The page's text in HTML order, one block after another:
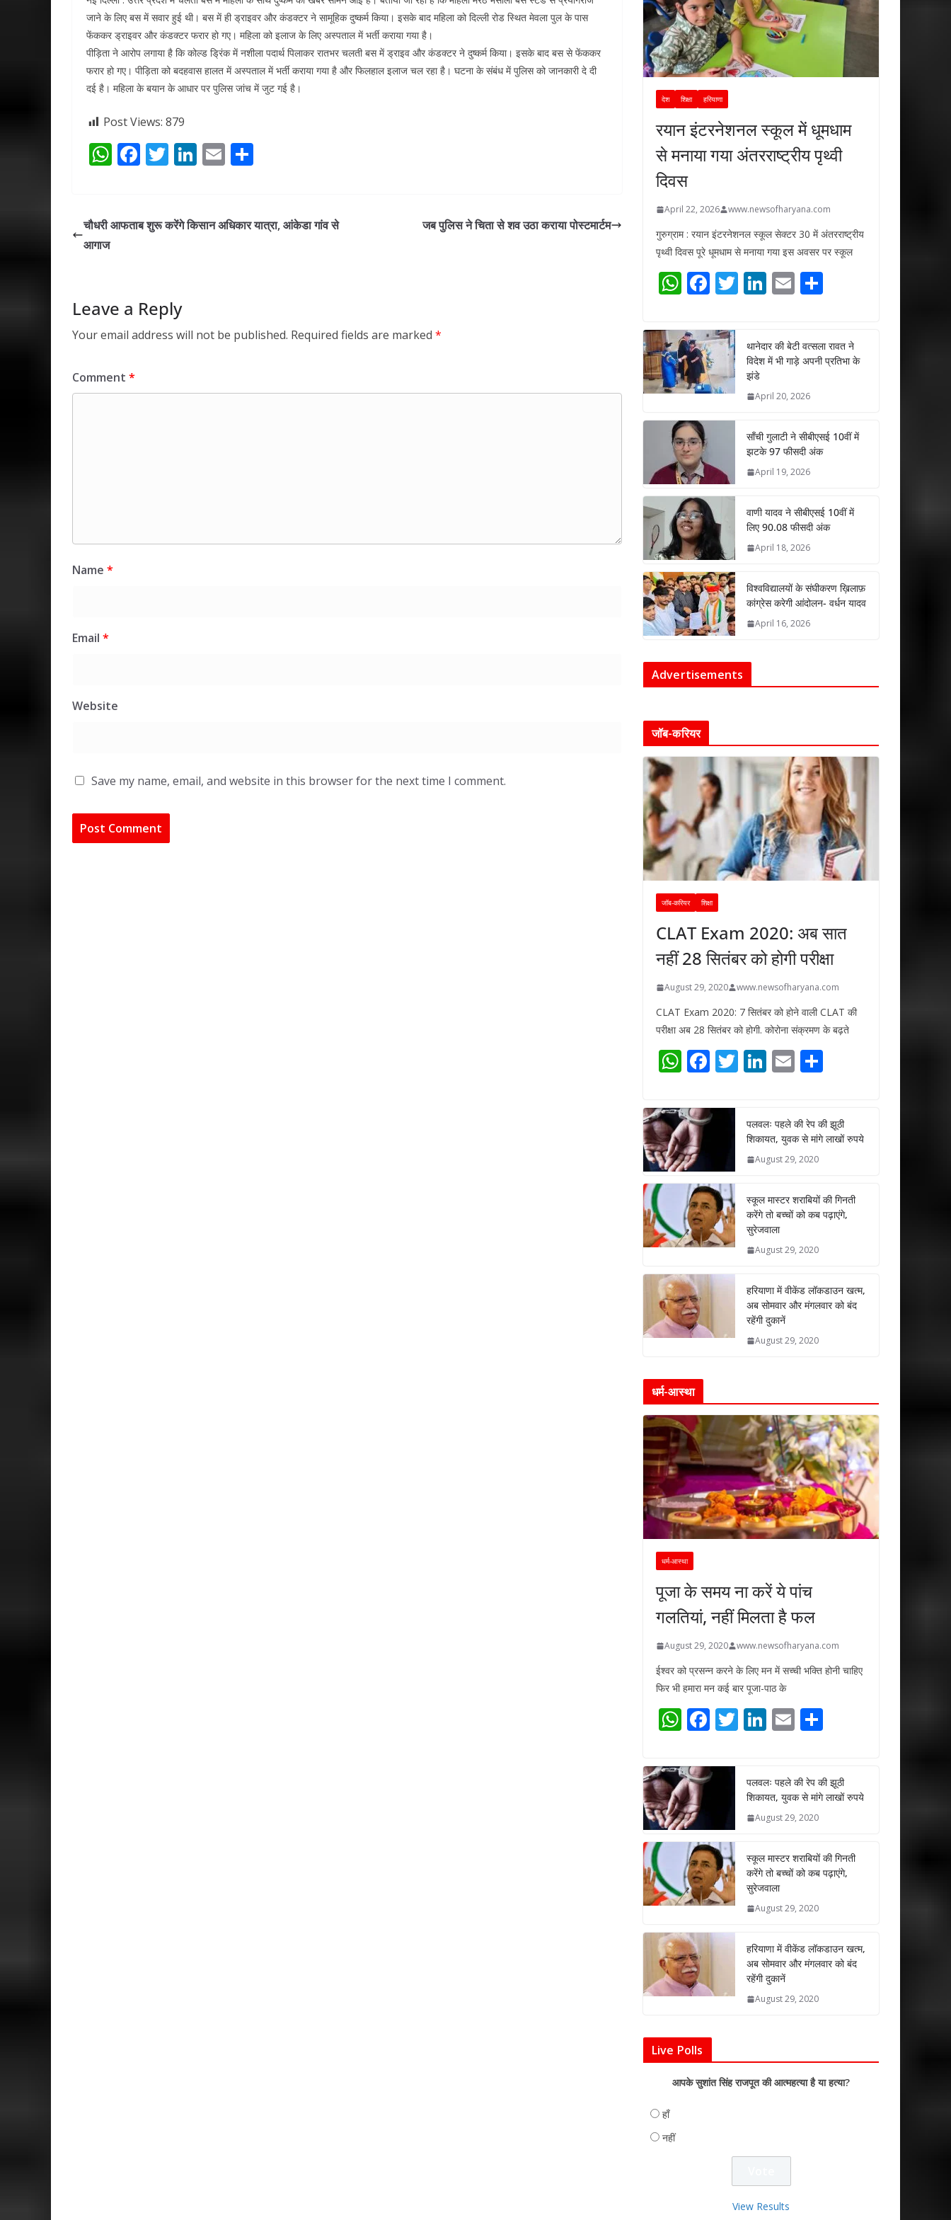
जाने के लिए बस में सवार हुई थी। बस में ही ड्राइवर और कंडक्टर ने सामूहिक दुष्कर्म किया। इसके बाद महिला को दिल्ली रोड स्थित मेवला पुल के पास
फेंककर ड्राइवर और कंडक्टर फरार हो गए। महिला को इलाज के लिए अस्पताल में भर्ती कराया गया है।
पीड़िता ने आरोप लगाया है कि कोल्ड ड्रिंक में नशीला पदार्थ पिलाकर रातभर चलती बस में ड्राइव और कंडक्टर ने दुष्कर्म किया। इसके बाद बस से फेंककर
फरार हो गए। पीड़िता को बदहवास हालत में अस्पताल में भर्ती कराया गया है और फिलहाल इलाज चल रहा है। घटना के संबंध में पुलिस को जानकारी दे दी
दई है। महिला के बयान के आधार पर पुलिस जांच में जुट गई है।
Post Views: 879
W
s
F
b
T
er
Li
e
E
l e
चौधरी आफताब शुरू करेंगे किसान अधिकार यात्रा, आंकेडा गांव से
आगाज
जब पुलिस ने चिता से शव उठा कराया पोस्टमार्टम
Leave a Reply
Your email address will not be published. Required fields are marked *
Comment *
Name *
Email *
Website
Save my name, email, and website in this browser for the next time I comment.
देश शिक्षा हरियाणा
रयान इंटरनेशनल स्कूल में धूमधाम
से मनाया गया अंतरराष्ट्रीय पृथ्वी
दिवस
April 22, 2026 www.newsofharyana.com
गुरुग्राम : रयान इंटरनेशनल स्कूल सेक्टर 30 में अंतरराष्ट्रीय
पृथ्वी दिवस पूरे धूमधाम से मनाया गया इस अवसर पर स्कूल
W
at
s
A
p
p
F
e
b
o
o
k
T
er
Li
e
dI
n
E
l e
थानेदार की बेटी वत्सला रावत ने
विदेश में भी गाड़े अपनी प्रतिभा के
झंडे
April 20, 2026
साँची गुलाटी ने सीबीएसई 10वीं में
झटके 97 फीसदी अंक
April 19, 2026
वाणी यादव ने सीबीएसई 10वीं में
लिए 90.08 फीसदी अंक
April 18, 2026
विश्वविद्यालयों के संघीकरण ख़िलाफ़
कांग्रेस करेगी आंदोलन- वर्धन यादव
April 16, 2026
Advertisements
जॉब-करियर
जॉब-करियर शिक्षा
CLAT Exam 2020: अब सात
नहीं 28 सितंबर को होगी परीक्षा
August 29, 2020 www.newsofharyana.com
CLAT Exam 2020: 7 सितंबर को होने वाली CLAT की
परीक्षा अब 28 सितंबर को होगी. कोरोना संक्रमण के बढ़ते
W
at
s
A
p
p
F
e
b
o
k
T
er
Li
e
dI
n
E
l e
पलवलः पहले की रेप की झूठी
शिकायत, युवक से मांगे लाखों रुपये
August 29, 2020
स्कूल मास्टर शराबियों की गिनती
करेंगे तो बच्चों को कब पढ़ाएंगे,
सुरेजवाला
August 29, 2020
हरियाणा में वीकेंड लॉकडाउन खत्म,
अब सोमवार और मंगलवार को बंद
रहेंगी दुकानें
August 29, 2020
धर्म-आस्था
धर्म-आस्था
पूजा के समय ना करें ये पांच
गलतियां, नहीं मिलता है फल
August 29, 2020 www.newsofharyana.com
ईश्वर को प्रसन्न करने के लिए मन में सच्ची भक्ति होनी चाहिए
फिर भी हमारा मन कई बार पूजा-पाठ के
W
at
s
A
p
p
F
e
b
o
k
T
er
Li
e
dI
n
E
l e
पलवलः पहले की रेप की झूठी
शिकायत, युवक से मांगे लाखों रुपये
August 29, 2020
स्कूल मास्टर शराबियों की गिनती
करेंगे तो बच्चों को कब पढ़ाएंगे,
सुरेजवाला
August 29, 2020
हरियाणा में वीकेंड लॉकडाउन खत्म,
अब सोमवार और मंगलवार को बंद
रहेंगी दुकानें
August 29, 2020
Live Polls
आपके सुशांत सिंह राजपूत की आत्महत्या है या हत्या?
हाँ
नहीं
View Results